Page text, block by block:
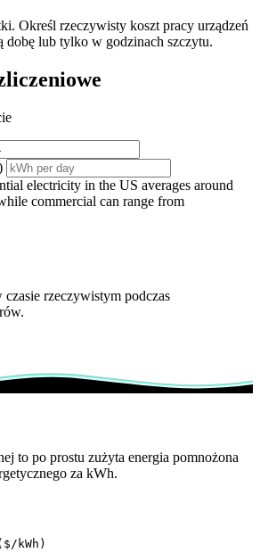
Określ rzeczywisty koszt pracy urządzeń
dobę lub tylko w godzinach szczytu.
electricity in the US averages around
commercial can range from
rzeczywistym podczas
to po prostu zużyta energia pomnożona
za kWh.
kWh)